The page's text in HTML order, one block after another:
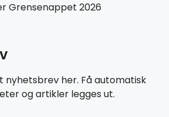
Grensenappet 2026
nyhetsbrev her. Få automatisk
og artikler legges ut.